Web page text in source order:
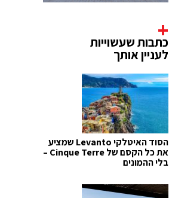
כתבות שעשוייות
לעניין אותך
הסוד האיטלקי Levanto שמציע
את כל הקסם של Cinque Terre –
בלי ההמונים